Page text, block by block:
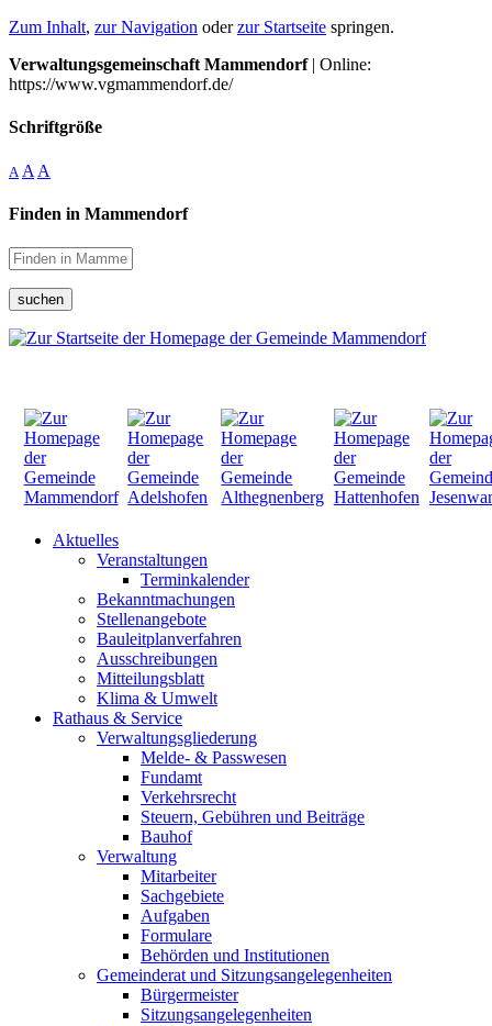
Zum Inhalt, zur Navigation oderzur Startseite springen.
Verwaltungsgemeinschaft Mammendorf| Online:
https://www.vgmammendorf.de/
Schriftgröße
A A A
Finden in Mammendorf
suchen
Aktuelles
Veranstaltungen
Terminkalender
Bekanntmachungen
Stellenangebote
Bauleitplanverfahren
Ausschreibungen
Mitteilungsblatt
Klima & Umwelt
Rathaus & Service
Verwaltungsgliederung
Melde- & Passwesen
Fundamt
Verkehrsrecht
Steuern, Gebühren und Beiträge
Bauhof
Verwaltung
Mitarbeiter
Sachgebiete
Aufgaben
Formulare
Behörden und Institutionen
Gemeinderat und Sitzungsangelegenheiten
Bürgermeister
Sitzungsangelegenheiten